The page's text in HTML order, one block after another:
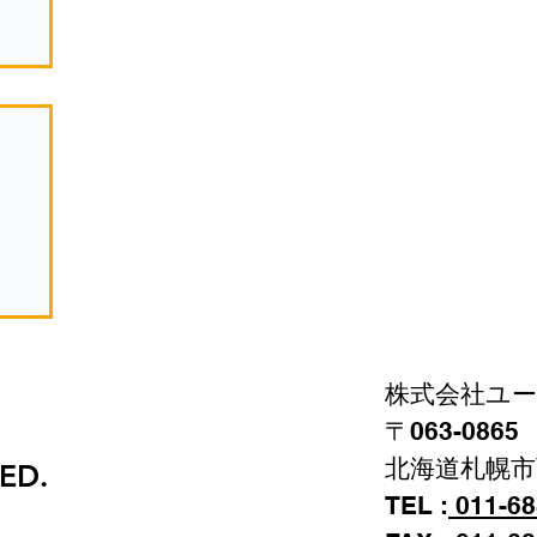
株式会社ユ
〒063-
北海道札幌
TEL : 011-